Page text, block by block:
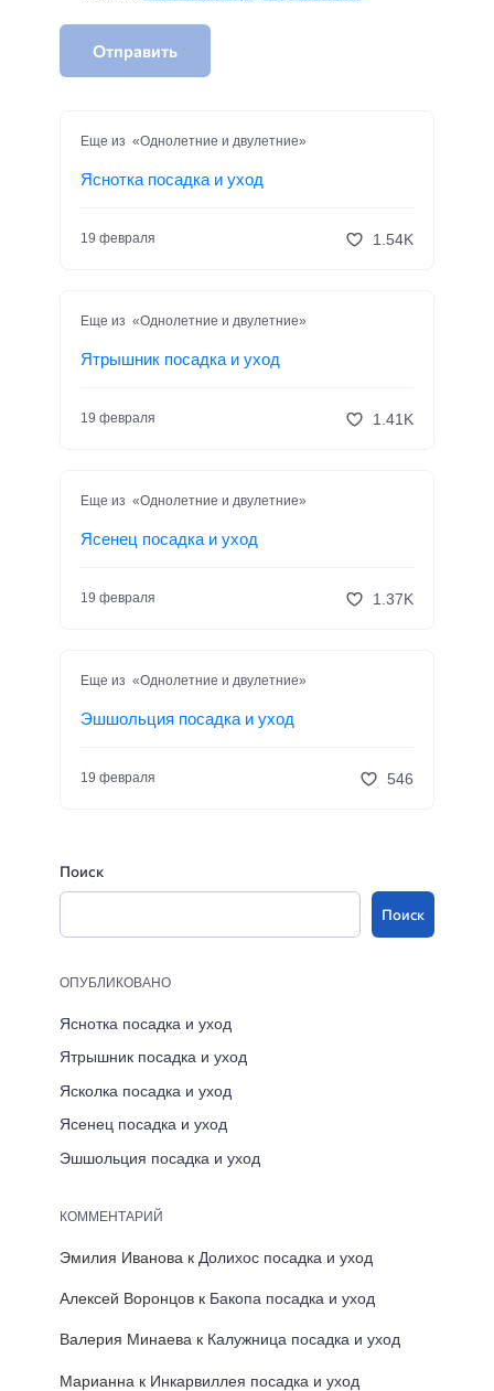
Отправить
Еще из «Однолетние и двулетние»
Яснотка посадка и уход
19 февраля 1.54K
Еще из «Однолетние и двулетние»
Ятрышник посадка и уход
19 февраля 1.41K
Еще из «Однолетние и двулетние»
Ясенец посадка и уход
19 февраля 1.37K
Еще из «Однолетние и двулетние»
Эшшольция посадка и уход
19 февраля 546
Поиск
Поиск
ОПУБЛИКОВАНО
Яснотка посадка и уход
Ятрышник посадка и уход
Ясколка посадка и уход
Ясенец посадка и уход
Эшшольция посадка и уход
КОММЕНТАРИЙ
Эмилия Иванова к Долихос посадка и уход
Алексей Воронцов к Бакопа посадка и уход
Валерия Минаева к Калужница посадка и уход
Марианна к Инкарвиллея посадка и уход